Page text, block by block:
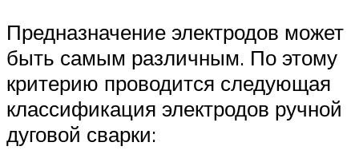
Предназначение электродов может
быть самым различным. По этому
критерию проводится следующая
классификация электродов ручной
дуговой сварки: